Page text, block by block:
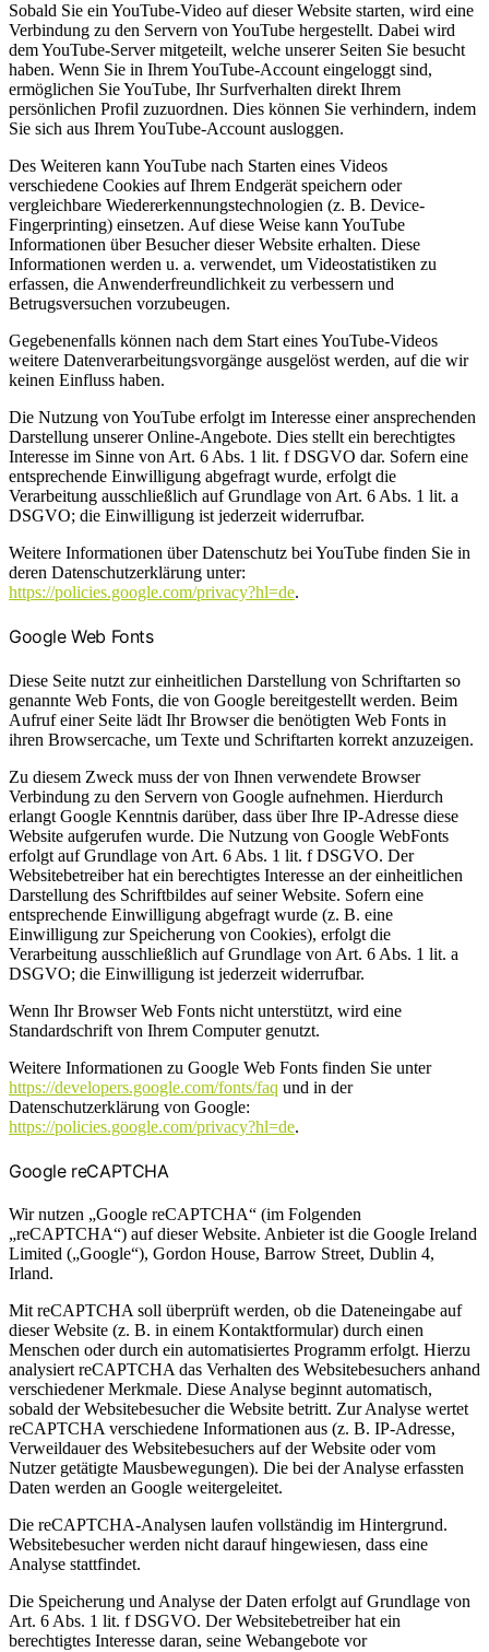
Sobald Sie ein YouTube-Video auf dieser Website starten, wird eine
Verbindung zu den Servern von YouTube hergestellt. Dabei wird
dem YouTube-Server mitgeteilt, welche unserer Seiten Sie besucht
haben. Wenn Sie in Ihrem YouTube-Account eingeloggt sind,
ermöglichen Sie YouTube, Ihr Surfverhalten direkt Ihrem
persönlichen Profil zuzuordnen. Dies können Sie verhindern, indem
Sie sich aus Ihrem YouTube-Account ausloggen.
Des Weiteren kann YouTube nach Starten eines Videos
verschiedene Cookies auf Ihrem Endgerät speichern oder
vergleichbare Wiedererkennungstechnologien (z. B. Device-
Fingerprinting) einsetzen. Auf diese Weise kann YouTube
Informationen über Besucher dieser Website erhalten. Diese
Informationen werden u. a. verwendet, um Videostatistiken zu
erfassen, die Anwenderfreundlichkeit zu verbessern und
Betrugsversuchen vorzubeugen.
Gegebenenfalls können nach dem Start eines YouTube-Videos
weitere Datenverarbeitungsvorgänge ausgelöst werden, auf die wir
keinen Einfluss haben.
Die Nutzung von YouTube erfolgt im Interesse einer ansprechenden
Darstellung unserer Online-Angebote. Dies stellt ein berechtigtes
Interesse im Sinne von Art. 6 Abs. 1 lit. f DSGVO dar. Sofern eine
entsprechende Einwilligung abgefragt wurde, erfolgt die
Verarbeitung ausschließlich auf Grundlage von Art. 6 Abs. 1 lit. a
DSGVO; die Einwilligung ist jederzeit widerrufbar.
Weitere Informationen über Datenschutz bei YouTube finden Sie in
deren Datenschutzerklärung unter:
https://policies.google.com/privacy?hl=de.
Google Web Fonts
Diese Seite nutzt zur einheitlichen Darstellung von Schriftarten so
genannte Web Fonts, die von Google bereitgestellt werden. Beim
Aufruf einer Seite lädt Ihr Browser die benötigten Web Fonts in
ihren Browsercache, um Texte und Schriftarten korrekt anzuzeigen.
Zu diesem Zweck muss der von Ihnen verwendete Browser
Verbindung zu den Servern von Google aufnehmen. Hierdurch
erlangt Google Kenntnis darüber, dass über Ihre IP-Adresse diese
Website aufgerufen wurde. Die Nutzung von Google WebFonts
erfolgt auf Grundlage von Art. 6 Abs. 1 lit. f DSGVO. Der
Websitebetreiber hat ein berechtigtes Interesse an der einheitlichen
Darstellung des Schriftbildes auf seiner Website. Sofern eine
entsprechende Einwilligung abgefragt wurde (z. B. eine
Einwilligung zur Speicherung von Cookies), erfolgt die
Verarbeitung ausschließlich auf Grundlage von Art. 6 Abs. 1 lit. a
DSGVO; die Einwilligung ist jederzeit widerrufbar.
Wenn Ihr Browser Web Fonts nicht unterstützt, wird eine
Standardschrift von Ihrem Computer genutzt.
Weitere Informationen zu Google Web Fonts finden Sie unter
https://developers.google.com/fonts/faq und in der
Datenschutzerklärung von Google:
https://policies.google.com/privacy?hl=de.
Google reCAPTCHA
Wir nutzen „Google reCAPTCHA“ (im Folgenden
„reCAPTCHA“) auf dieser Website. Anbieter ist die Google Ireland
Limited („Google“), Gordon House, Barrow Street, Dublin 4,
Irland.
Mit reCAPTCHA soll überprüft werden, ob die Dateneingabe auf
dieser Website (z. B. in einem Kontaktformular) durch einen
Menschen oder durch ein automatisiertes Programm erfolgt. Hierzu
analysiert reCAPTCHA das Verhalten des Websitebesuchers anhand
verschiedener Merkmale. Diese Analyse beginnt automatisch,
sobald der Websitebesucher die Website betritt. Zur Analyse wertet
reCAPTCHA verschiedene Informationen aus (z. B. IP-Adresse,
Verweildauer des Websitebesuchers auf der Website oder vom
Nutzer getätigte Mausbewegungen). Die bei der Analyse erfassten
Daten werden an Google weitergeleitet.
Die reCAPTCHA-Analysen laufen vollständig im Hintergrund.
Websitebesucher werden nicht darauf hingewiesen, dass eine
Analyse stattfindet.
Die Speicherung und Analyse der Daten erfolgt auf Grundlage von
Art. 6 Abs. 1 lit. f DSGVO. Der Websitebetreiber hat ein
berechtigtes Interesse daran, seine Webangebote vor